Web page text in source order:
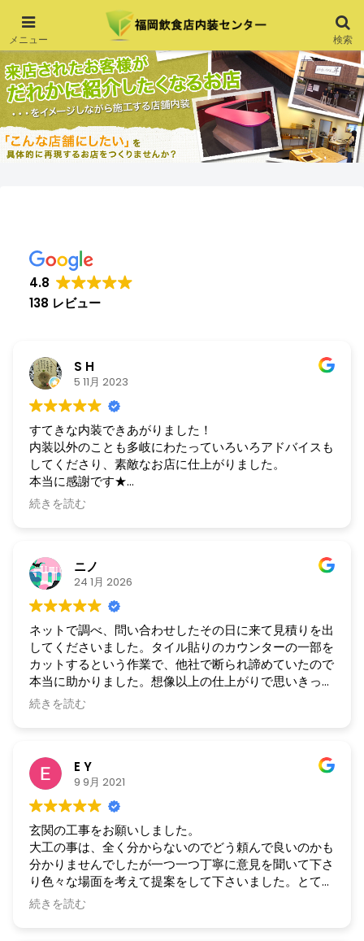
4.8
138 レビュー
S H
5 11月 2023
すてきな内装できあがりました！
内装以外のことも多岐にわたっていろいろアドバイスも
してくださり、素敵なお店に仕上がりました。
本当に感謝です★
これからも引き続きよろしくお願いします。
続きを読む
ニノ
24 1月 2026
ネットで調べ、問い合わせしたその日に来て見積りを出
してくださいました。タイル貼りのカウンターの一部を
カットするという作業で、他社で断られ諦めていたので
本当に助かりました。想像以上の仕上がりで思いきって
電話をして良かったと思いました。大きなリフォームで
はなく、厄介な作業でしたが快く受けてくださりありが
続きを読む
E Y
9 9月 2021
玄関の工事をお願いしました。
大工の事は、全く分からないのでどう頼んで良いのかも
分かりませんでしたが一つ一つ丁寧に意見を聞いて下さ
り色々な場面を考えて提案をして下さいました。とても
分かりやすい説明でこちら側に色々合わせていただき大
変助かりました。相談する前は、とても不安定でしたが
続きを読む
メニュー 検索